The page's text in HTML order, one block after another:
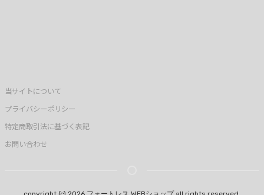
当サイトについて
プライバシーポリシー
特定商取引法に基づく表記
お問い合わせ